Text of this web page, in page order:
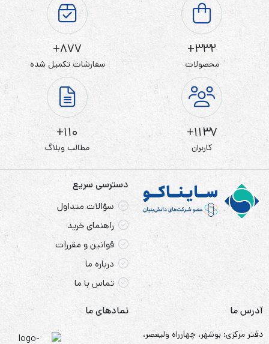
332+
محصولات
877+
سفارشات تکمیل شده
1137+
کاربران
110+
مطالب وبلاگ
دسترسی سریع
سؤالات متداول
راهنمای خرید
قوانین و مقررات
درباره ما
تماس با ما
آدرس ما
دفتر مرکزی: بوشهر، چهارراه ولیعصر،
نمادهای ما